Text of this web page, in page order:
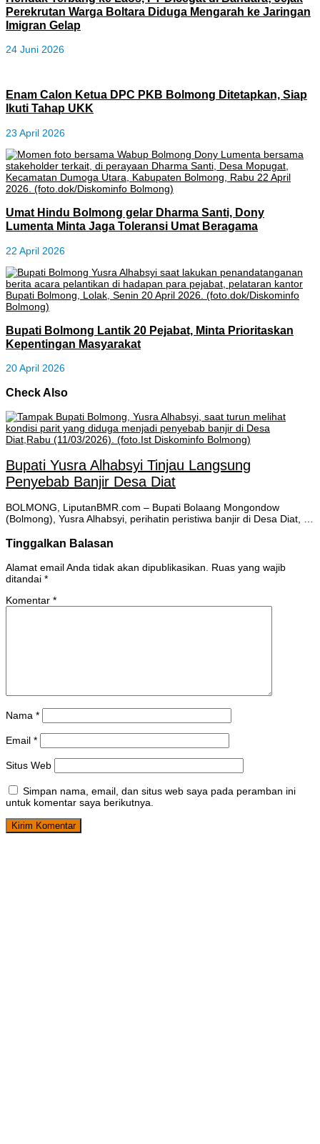
Perekrutan Warga Boltara Diduga Mengarah ke Jaringan
Imigran Gelap
24 Juni 2026
Enam Calon Ketua DPC PKB Bolmong Ditetapkan, Siap
Ikuti Tahap UKK
23 April 2026
Umat Hindu Bolmong gelar Dharma Santi, Dony
Lumenta Minta Jaga Toleransi Umat Beragama
22 April 2026
Bupati Bolmong Lantik 20 Pejabat, Minta Prioritaskan
Kepentingan Masyarakat
20 April 2026
Check Also
Bupati Yusra Alhabsyi Tinjau Langsung
Penyebab Banjir Desa Diat
BOLMONG, LiputanBMR.com – Bupati Bolaang Mongondow
(Bolmong), Yusra Alhabsyi, perihatin peristiwa banjir di Desa Diat, …
Tinggalkan Balasan
Alamat email Anda tidak akan dipublikasikan.
Ruas yang wajib
ditandai *
Komentar *
Nama *
Email *
Situs Web
Simpan nama, email, dan situs web saya pada peramban ini
untuk komentar saya berikutnya.